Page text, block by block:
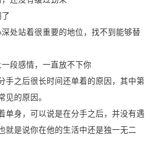
处站着很重要的地位，找不到能够替
段感情，一直放不下你
手之后很长时间还单着的原因，其中第
见的原因。
单身，可以说是在分手之后，并没有遇
就是说你在他的生活中还是独一无二